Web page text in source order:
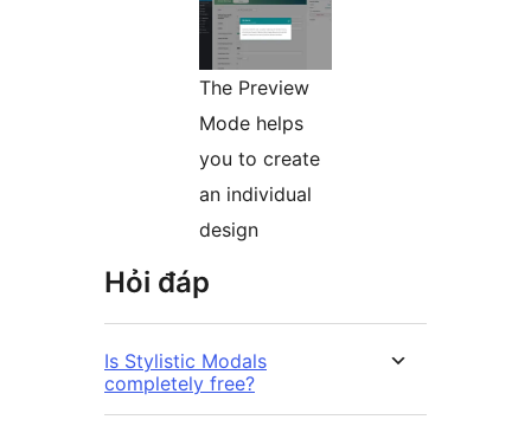
The Preview
Mode helps
you to create
an individual
design
Hỏi đáp
Is Stylistic Modals
completely free?